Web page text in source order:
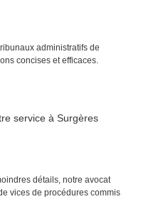
administratifs de
concises et efficaces.
service à Surgères
détails, notre avocat
vices de procédures commis